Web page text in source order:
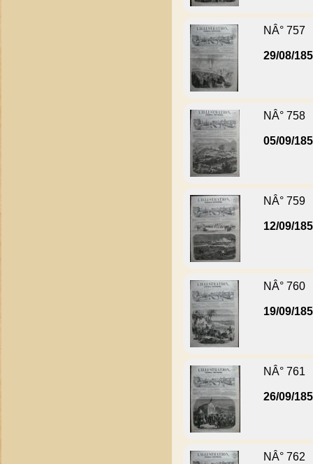
NÂ° 757
29/08/
NÂ° 758
05/09/
NÂ° 759
12/09/
NÂ° 760
19/09/
NÂ° 761
26/09/
NÂ° 762